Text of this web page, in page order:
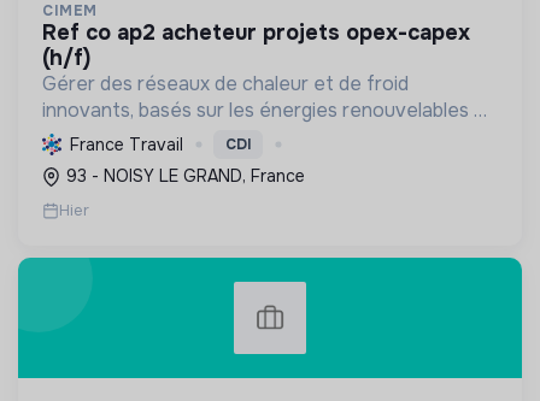
CIMEM
ref co ap2 acheteur projets opex-capex
(h/f)
Gérer des réseaux de chaleur et de froid
innovants, basés sur les énergies renouvelables et
la récupération, pour décarboner l'énergie,
améliorer l'efficacité et réduire les coûts,
contribuant ainsi à...
France Travail CDI
93 - NOISY LE GRAND, France
Hier